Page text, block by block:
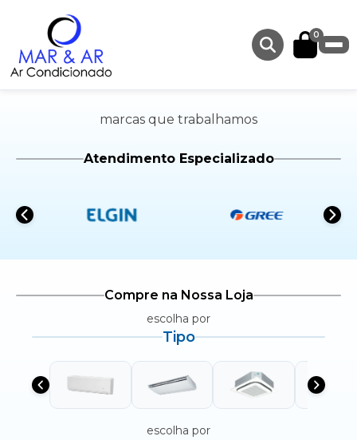
0
marcas que trabalhamos
Atendimento Especializado
Compre na Nossa Loja
escolha por
Tipo
escolha por